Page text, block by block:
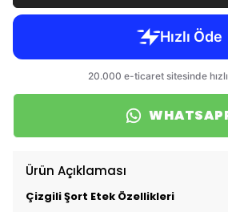
Ürün Açıklaması
Çizgili Şort Etek Özellikleri